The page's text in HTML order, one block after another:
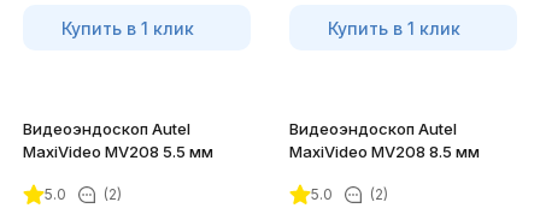
Купить в 1 клик Купить в 1 клик
Видеоэндоскоп Autel
MaxiVideo MV208 5.5 мм
5.0 (2)
Видеоэндоскоп Autel
MaxiVideo MV208 8.5 мм
5.0 (2)